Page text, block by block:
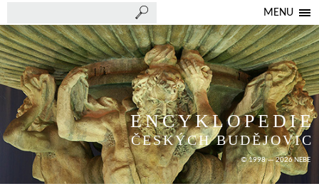
MENU
ENCYKLOPEDIE
ČESKÝCH BUDĚJOVIC
© 1998 — 2026 NEBE